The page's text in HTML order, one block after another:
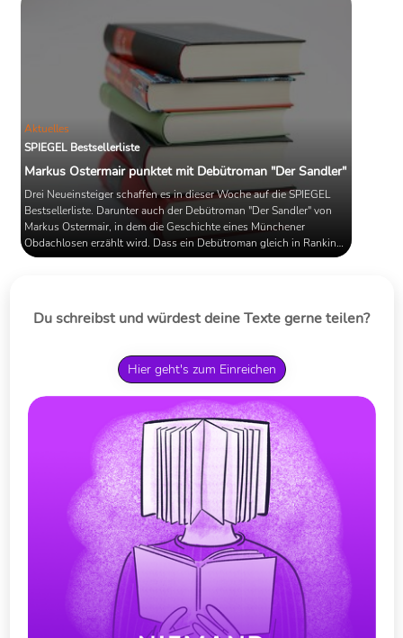
Aktuelles
SPIEGEL Bestsellerliste
Markus Ostermair punktet mit Debütroman "Der Sandler"
Drei Neueinsteiger schaffen es in dieser Woche auf die SPIEGEL
Bestsellerliste. Darunter auch der Debütroman "Der Sandler" von
Markus Ostermair, in dem die Geschichte eines Münchener
Obdachlosen erzählt wird. Dass ein Debütroman gleich in Ranking
schafft, ist keineswegs selbstverständlich. Wir schauen rein.
Du schreibst und würdest deine Texte gerne teilen?
Hier geht's zum Einreichen